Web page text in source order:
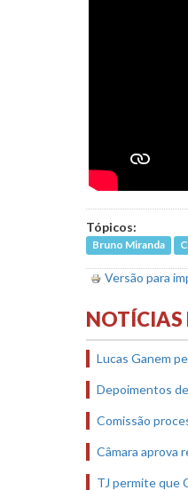
Tópicos:
Bruno Miranda
Versão para
NOTÍCIAS
Lucas Ganem
Depoimentos
Comissão
Câmara aprova
TJ permite que